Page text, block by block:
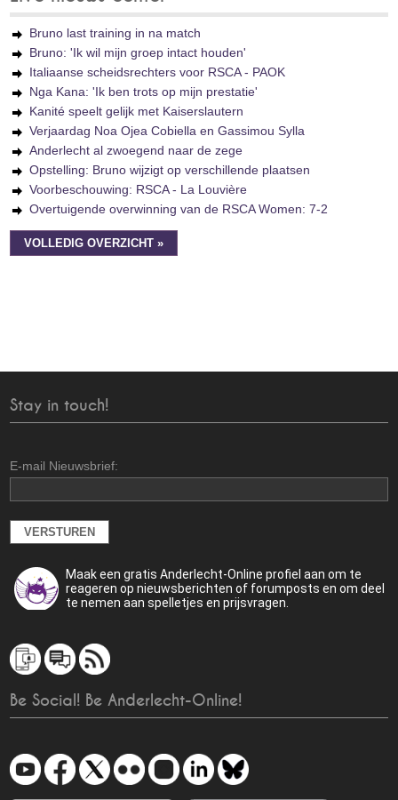
Bruno last training in na match
Bruno: 'Ik wil mijn groep intact houden'
Italiaanse scheidsrechters voor RSCA - PAOK
Nga Kana: 'Ik ben trots op mijn prestatie'
Kanité speelt gelijk met Kaiserslautern
Verjaardag Noa Ojea Cobiella en Gassimou Sylla
Anderlecht al zwoegend naar de zege
Opstelling: Bruno wijzigt op verschillende plaatsen
Voorbeschouwing: RSCA - La Louvière
Overtuigende overwinning van de RSCA Women: 7-2
VOLLEDIG OVERZICHT »
Stay in touch!
E-mail Nieuwsbrief:
Maak een gratis Anderlecht-Online profiel aan om te
reageren op nieuwsberichten of forumposts en om deel
te nemen aan spelletjes en prijsvragen.
Be Social! Be Anderlecht-Online!